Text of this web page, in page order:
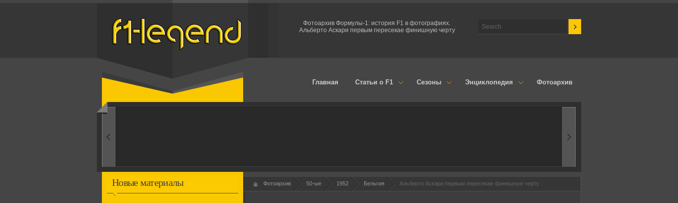
Фотоархив Формулы-1: история F1 в фотографиях.
Альберто Аскари первым пересекае финишную черту
Главная Статьи о F1 Сезоны Энциклопедия Фотоархив
1960-ые
Новые материалы Фотоархив 50-ые 1952 Бельгия Альберто Аскари первым пересекае финишную черту